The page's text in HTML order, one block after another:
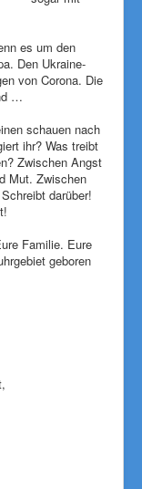
es um den
Den Ukraine-
von Corona. Die
…
schauen nach
ihr? Was treibt
Zwischen Angst
Mut. Zwischen
darüber!
Familie. Eure
geboren